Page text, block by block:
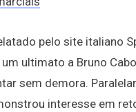
pelo site italiano
ultimato a Bruno
sem demora.
interesse em